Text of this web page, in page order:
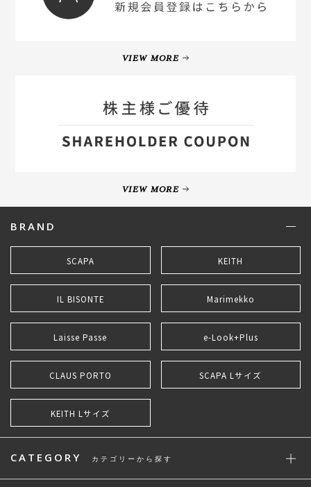
VIEW MORE
VIEW MORE
BRAND
SCAPA KEITH
IL BISONTE Marimekko
Laisse Passe e-Look+Plus
CLAUS PORTO SCAPA Lサイズ
KEITH Lサイズ
CATEGORY カテゴリーから探す